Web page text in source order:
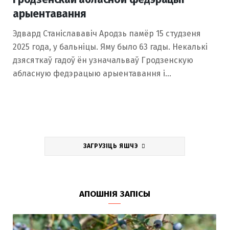
арыентавання
Эдвард Станіслававіч Ародзь памёр 15 студзеня
2025 года, у бальніцы. Яму было 63 гады. Некалькі
дзясяткаў гадоў ён узначальваў Гродзенскую
абласную федэрацыю арыентавання і…
ЗАГРУЗІЦЬ ЯШЧЭ
АПОШНІЯ ЗАПІСЫ